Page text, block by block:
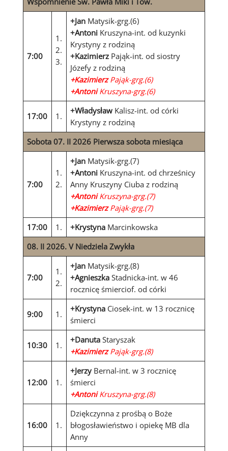
7:00
1.
2.
3.
+Jan Matysik-grg.(6)
+Antoni Kruszyna-int. od kuzynki
Krystyny z rodziną
+Kazimierz Pająk-int. od siostry
Józefy z rodziną
+KazimierzPająk-grg.(6)
+AntoniKruszyna-grg.(6)
17:00 1.
+Władysław Kalisz-int. od córki
Krystyny z rodziną
Sobota 07. II 2026 Pierwsza sobota miesiąca
7:00
1.
2.
+Jan Matysik-grg.(7)
+Antoni Kruszyna-int. od chrześnicy
Anny Kruszyny Ciuba z rodziną
+AntoniKruszyna-grg.(7)
+KazimierzPająk-grg.(7)
17:00
1. +Krystyna Marcinkowska
08. II 2026. V Niedziela Zwykła
7:00
1.
2.
+Jan Matysik-grg.(8)
+AgnieszkaStadnicka-int. w 46
rocznicę śmierciof. od córki
9:00 1.
+Krystyna Ciosek-int. w 13 rocznicę
śmierci
10:30 1.
+Danuta Staryszak
+KazimierzPająk-grg.(8)
12:00 1.
+Jerzy Bernal-int. w 3 rocznicę
śmierci
+AntoniKruszyna-grg.(8)
16:00 1.
Dziękczynna z prośbą o Boże
błogosławieństwo i opiekę MB dla
Anny